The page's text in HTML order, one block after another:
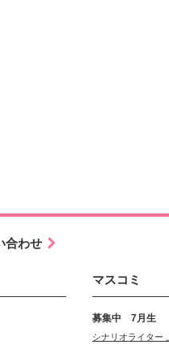
合わせ
マスコミ
募集中 7月生
シナリオライター